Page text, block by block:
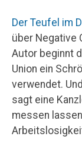
Der Teufel im
über Negative
Autor beginnt
Union ein
verwendet.
sagt eine
messen